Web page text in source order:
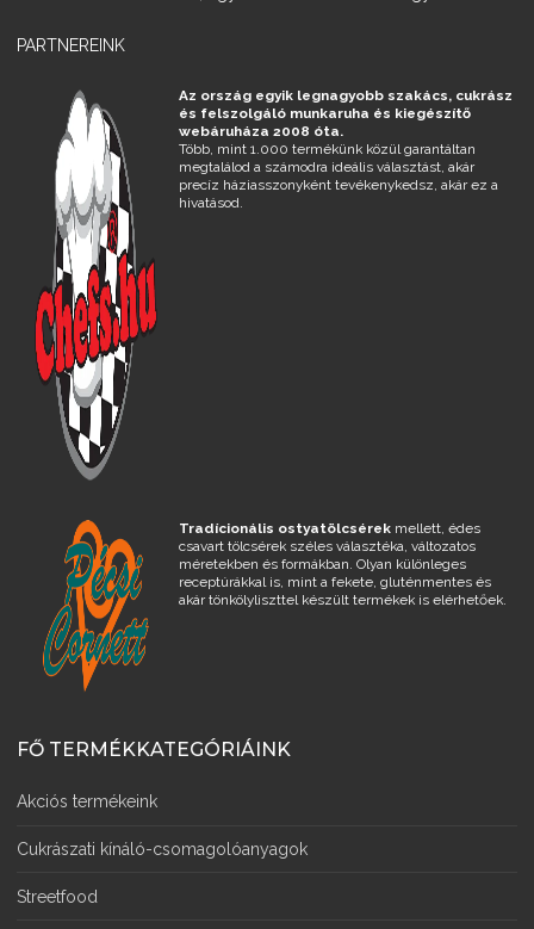
PARTNEREINK
Az ország egyik legnagyobb szakács, cukrász
és felszolgáló munkaruha és kiegészítő
webáruháza 2008 óta.
Több, mint 1.000 termékünk közül garantáltan
megtalálod a számodra ideális választást, akár
precíz háziasszonyként tevékenykedsz, akár ez a
hivatásod.
Tradícionális ostyatölcsérekmellett, édes
csavart tölcsérek széles választéka, változatos
méretekben és formákban. Olyan különleges
receptúrákkal is, mint a fekete, gluténmentes és
akár tönkölyliszttel készült termékek is elérhetőek.
FŐ TERMÉKKATEGÓRIÁINK
Akciós termékeink
Cukrászati kínáló-csomagolóanyagok
Streetfood